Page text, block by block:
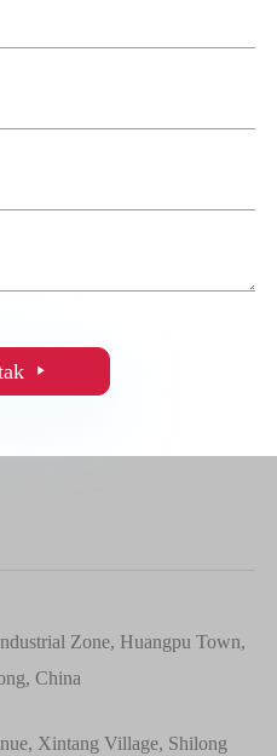

Zone, Huangpu Town,
China
Xintang Village, Shilong